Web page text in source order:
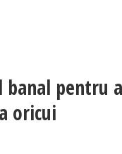
banal pentru
oricui